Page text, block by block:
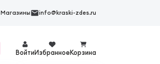
Магазины info@kraski-zdes.ru
ВойтиИзбранноеКорзина